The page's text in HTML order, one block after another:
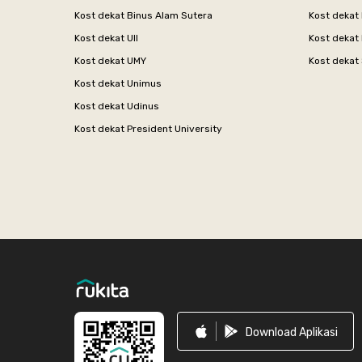
Kost dekat Binus Alam Sutera
Kost dekat UII
Kost dekat UMY
Kost dekat Unimus
Kost dekat Udinus
Kost dekat President University
Kost dekat
Kost dekat
Kost dekat
Download Aplikasi